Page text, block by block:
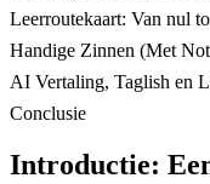
Leerroutekaart: Van nul
Handige Zinnen (Met
AI Vertaling, Taglish en
Conclusie
Introductie: